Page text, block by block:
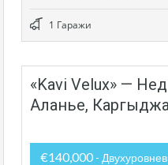
1 Гаражи
«Kavi Velux» —
Аланье,
€140,000 -